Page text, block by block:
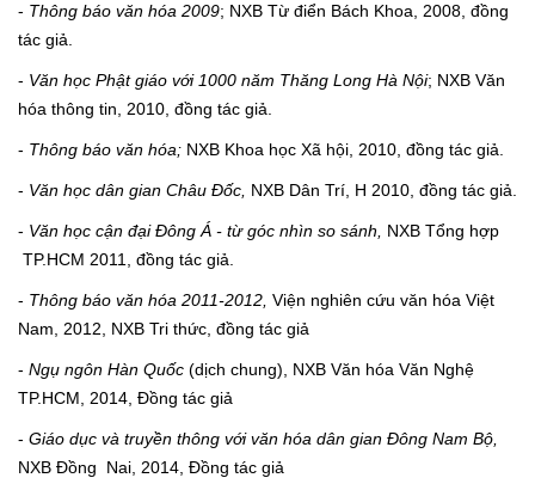
- Thông báo văn hóa 2009; NXB Từ điển Bách Khoa, 2008, đồng
tác giả.
- Văn học Phật giáo với 1000 năm Thăng Long Hà Nội; NXB Văn
hóa thông tin, 2010, đồng tác giả.
- Thông báo văn hóa; NXB Khoa học Xã hội, 2010, đồng tác giả.
- Văn học dân gian Châu Đốc, NXB Dân Trí, H 2010, đồng tác giả.
- Văn học cận đại Đông Á - từ góc nhìn so sánh, NXB Tổng hợp
TP.HCM 2011, đồng tác giả.
- Thông báo văn hóa 2011-2012, Viện nghiên cứu văn hóa Việt
Nam, 2012, NXB Tri thức, đồng tác giả
- Ngụ ngôn Hàn Quốc (dịch chung), NXB Văn hóa Văn Nghệ
TP.HCM, 2014, Đồng tác giả
- Giáo dục và truyền thông với văn hóa dân gian Đông Nam Bộ,
NXB Đồng Nai, 2014, Đồng tác giả